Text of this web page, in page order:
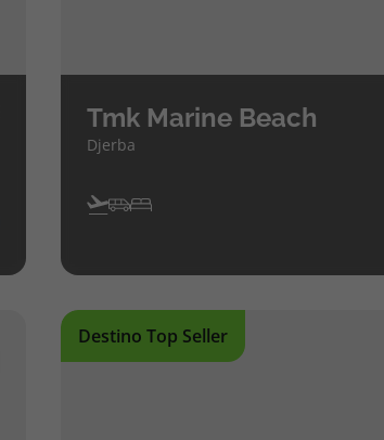
Tmk Marine Beach
Djerba
Destino Top Seller